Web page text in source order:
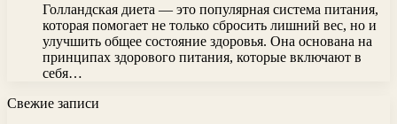
Голландская диета — это популярная система питания,
которая помогает не только сбросить лишний вес, но и
улучшить общее состояние здоровья. Она основана на
принципах здорового питания, которые включают в
себя…
Свежие записи